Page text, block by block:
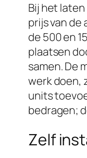
Bij het
prijs van
de 500 en
plaatsen
samen. De
werk doen,
units
bedragen;
Zelf